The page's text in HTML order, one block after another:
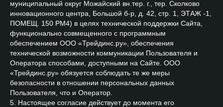
муниципальный округ Можайский вн.тер. г., тер. Сколково
инновационного центра, Большой б-р, д. 42, стр. 1, ЭТАЖ -1,
ПОМЕЩ. 150 РМ4) в целях технической поддержки Сайта,
функционально совмещенного с программным
обеспечением ООО «Трейдинс.ру», обеспечения
технической возможности коммуникации Пользователя и
Оператора способами, доступными на Сайте. ООО
«Трейдинс.ру» обязуется соблюдать те же меры
безопасности в отношении персональных данных
Пользователя, что и Оператор.
5. Настоящее согласие действует до момента его